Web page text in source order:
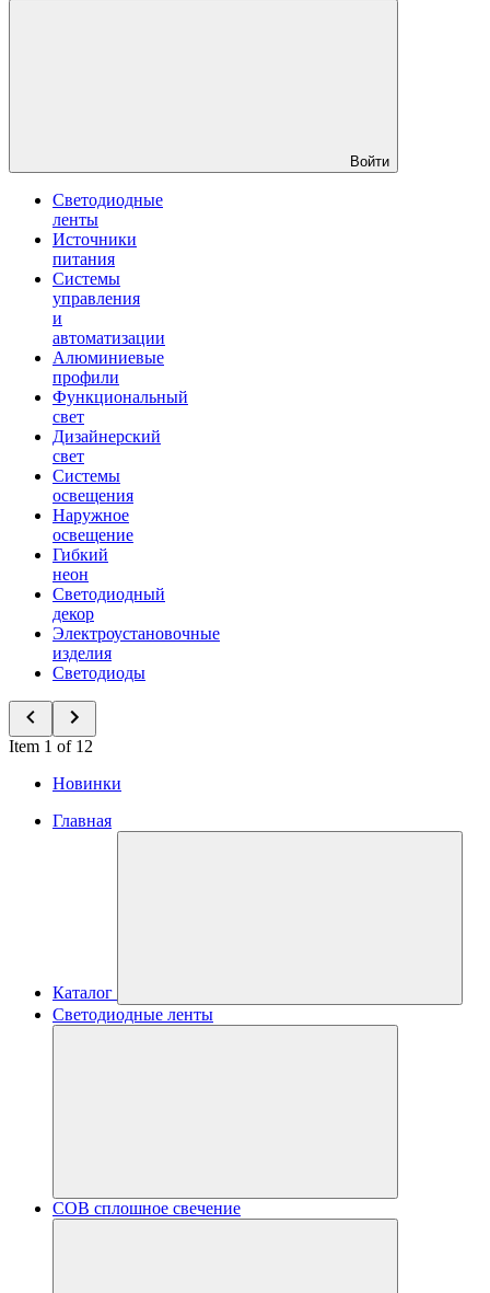
Войти
Светодиодные
ленты
Источники
питания
Системы
управления
и
автоматизации
Алюминиевые
профили
Функциональный
свет
Дизайнерский
свет
Системы
освещения
Наружное
освещение
Гибкий
неон
Светодиодный
декор
Электроустановочные
изделия
Светодиоды
Item 1 of 12
Новинки
Главная
Каталог
Светодиодные ленты
COB сплошное свечение